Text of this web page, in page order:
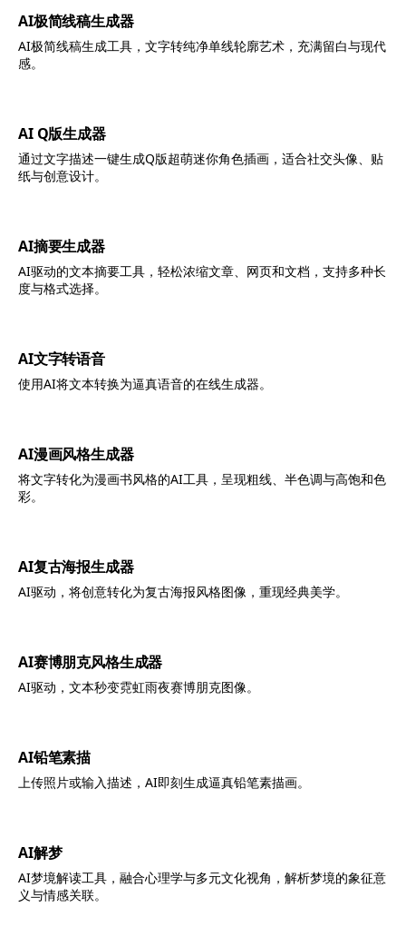
AI极简线稿生成器
AI极简线稿生成工具，文字转纯净单线轮廓艺术，充满留白与现代
感。
AI Q版生成器
通过文字描述一键生成Q版超萌迷你角色插画，适合社交头像、贴
纸与创意设计。
AI摘要生成器
AI驱动的文本摘要工具，轻松浓缩文章、网页和文档，支持多种长
度与格式选择。
AI文字转语音
使用AI将文本转换为逼真语音的在线生成器。
AI漫画风格生成器
将文字转化为漫画书风格的AI工具，呈现粗线、半色调与高饱和色
彩。
AI复古海报生成器
AI驱动，将创意转化为复古海报风格图像，重现经典美学。
AI赛博朋克风格生成器
AI驱动，文本秒变霓虹雨夜赛博朋克图像。
AI铅笔素描
上传照片或输入描述，AI即刻生成逼真铅笔素描画。
AI解梦
AI梦境解读工具，融合心理学与多元文化视角，解析梦境的象征意
义与情感关联。